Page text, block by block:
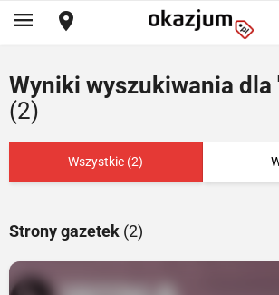
Wyniki wyszukiwania dla
(2)
Wszystkie (2)
Strony gazetek (2)